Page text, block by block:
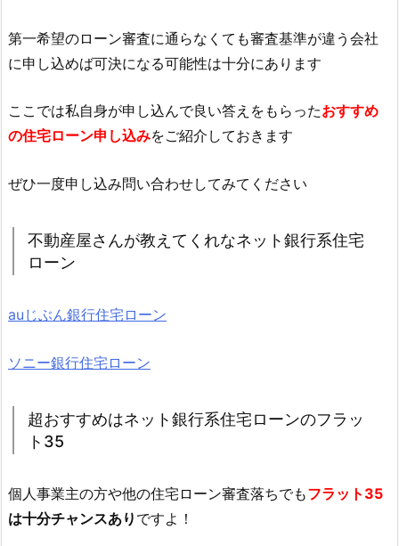
第一希望のローン審査に通らなくても審査基準が違う会社
に申し込めば可決になる可能性は十分にあります
ここでは私自身が申し込んで良い答えをもらったおすすめ
の住宅ローン申し込みをご紹介しておきます
ぜひ一度申し込み問い合わせしてみてください
不動産屋さんが教えてくれなネット銀行系住宅
ローン
auじぶん銀行住宅ローン
ソニー銀行住宅ローン
超おすすめはネット銀行系住宅ローンのフラッ
ト35
個人事業主の方や他の住宅ローン審査落ちでもフラット35
は十分チャンスあり ですよ！